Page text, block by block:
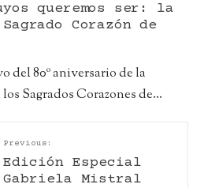
queremos ser: la
Corazón de
del 80º aniversario de la
Sagrados Corazones de...
Previous:
Edición Especial
Gabriela Mistral